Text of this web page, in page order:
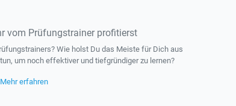
vom Prüfungstrainer profitierst
Wie holst Du das Meiste für Dich aus
um noch effektiver und tiefgründiger zu lernen?
Mehr erfahren